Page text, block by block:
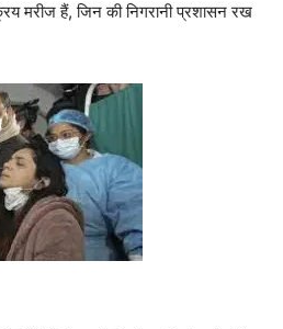
मरीज हैं, जिन की निगरानी प्रशासन रख